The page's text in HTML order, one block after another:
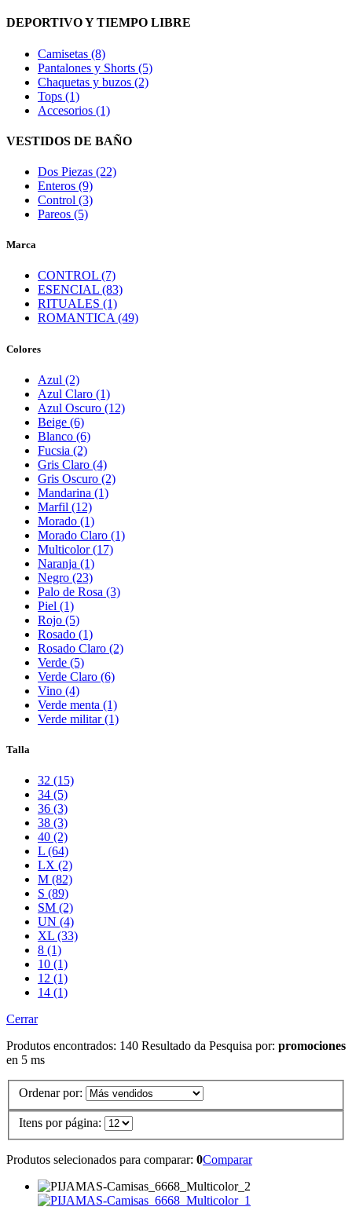
DEPORTIVO Y TIEMPO LIBRE
Camisetas (8)
Pantalones y Shorts (5)
Chaquetas y buzos (2)
Tops (1)
Accesorios (1)
VESTIDOS DE BAÑO
Dos Piezas (22)
Enteros (9)
Control (3)
Pareos (5)
Marca
CONTROL (7)
ESENCIAL (83)
RITUALES (1)
ROMANTICA (49)
Colores
Azul (2)
Azul Claro (1)
Azul Oscuro (12)
Beige (6)
Blanco (6)
Fucsia (2)
Gris Claro (4)
Gris Oscuro (2)
Mandarina (1)
Marfil (12)
Morado (1)
Morado Claro (1)
Multicolor (17)
Naranja (1)
Negro (23)
Palo de Rosa (3)
Piel (1)
Rojo (5)
Rosado (1)
Rosado Claro (2)
Verde (5)
Verde Claro (6)
Vino (4)
Verde menta (1)
Verde militar (1)
Talla
32 (15)
34 (5)
36 (3)
38 (3)
40 (2)
L (64)
LX (2)
M (82)
S (89)
SM (2)
UN (4)
XL (33)
8 (1)
10 (1)
12 (1)
14 (1)
Cerrar
Produtos encontrados: 140 Resultado da Pesquisa por: promociones
en 5 ms
Ordenar por:
Itens por página:
Produtos selecionados para comparar: 0Comparar